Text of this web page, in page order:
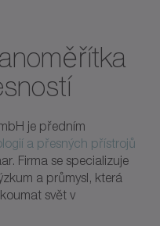
je předním
a přesných přístrojů
Firma se specializuje
a průmysl, která
svět v